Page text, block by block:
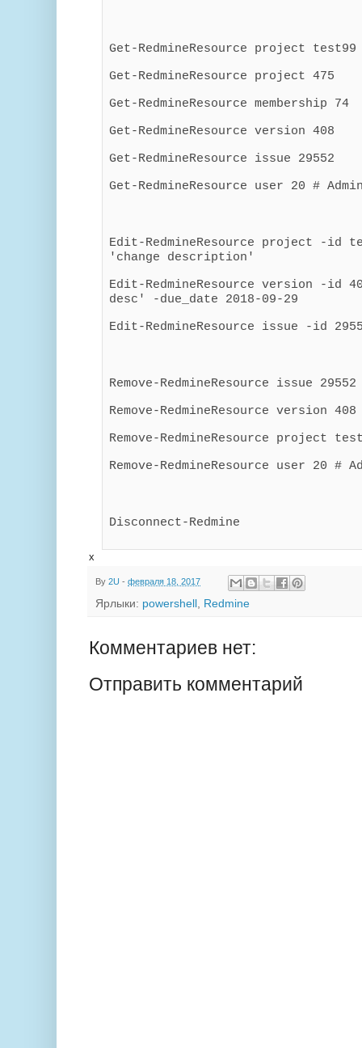
Get-RedmineResource project test99
Get-RedmineResource project 475
Get-RedmineResource membership 74
Get-RedmineResource version 408
Get-RedmineResource issue 29552
Get-RedmineResource user 20 #
Edit-RedmineResource project -id
'change description'
Edit-RedmineResource version -id
desc' -due_date 2018-09-29
Edit-RedmineResource issue -id
Remove-RedmineResource issue 29552
Remove-RedmineResource version 408
Remove-RedmineResource project
Remove-RedmineResource user 20
Disconnect-Redmine
x
By 2U - февраля 18, 2017
Ярлыки: powershell Redmine
Комментариев нет:
Отправить комментарий